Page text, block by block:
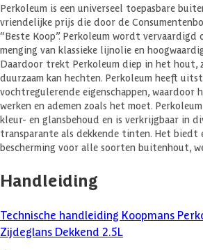
Perkoleum is een universeel toepasbare
vriendelijke prijs die door de
“Beste Koop”. Perkoleum wordt vervaardigd
menging van klassieke lijnolie en
Daardoor trekt Perkoleum diep in het hout,
duurzaam kan hechten. Perkoleum heeft
vochtregulerende eigenschappen, waardoor
werken en ademen zoals het moet.
kleur- en glansbehoud en is verkrijgbaar in
transparante als dekkende tinten. Het biedt
bescherming voor alle soorten buitenhout,
Handleiding
Technische handleiding Koopmans
Zijdeglans Dekkend 2.5L